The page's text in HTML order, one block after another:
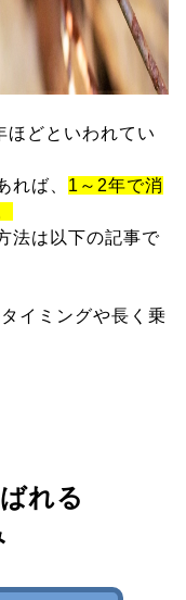
ほどといわれてい
れば、 1～2年で消
法は以下の記事で
イミングや長く乗
れる